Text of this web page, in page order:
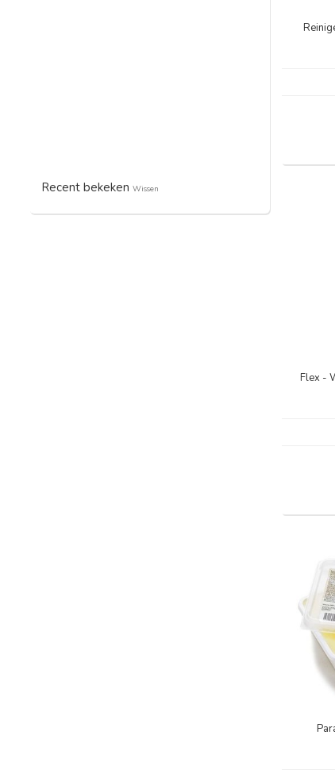
Recent bekeken Wissen
Flex -